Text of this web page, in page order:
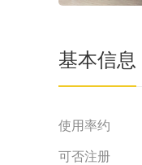
基本信息
使用率约
可否注册